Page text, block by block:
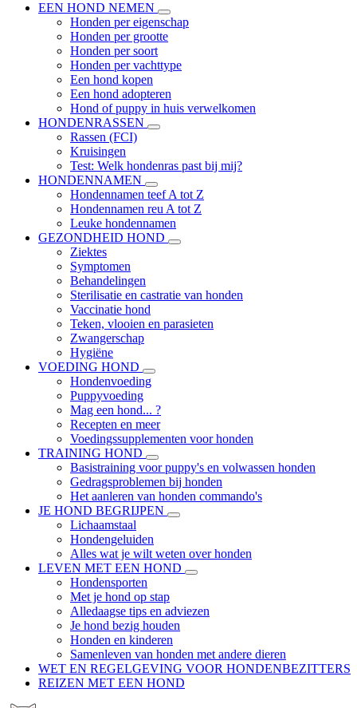
EEN HOND NEMEN
Honden per eigenschap
Honden per grootte
Honden per soort
Honden per vachttype
Een hond kopen
Een hond adopteren
Hond of puppy in huis verwelkomen
HONDENRASSEN
Rassen (FCI)
Kruisingen
Test: Welk hondenras past bij mij?
HONDENNAMEN
Hondennamen teef A tot Z
Hondennamen reu A tot Z
Leuke hondennamen
GEZONDHEID HOND
Ziektes
Symptomen
Behandelingen
Sterilisatie en castratie van honden
Vaccinatie hond
Teken, vlooien en parasieten
Zwangerschap
Hygiëne
VOEDING HOND
Hondenvoeding
Puppyvoeding
Mag een hond... ?
Recepten en meer
Voedingssupplementen voor honden
TRAINING HOND
Basistraining voor puppy's en volwassen honden
Gedragsproblemen bij honden
Het aanleren van honden commando's
JE HOND BEGRIJPEN
Lichaamstaal
Hondengeluiden
Alles wat je wilt weten over honden
LEVEN MET EEN HOND
Hondensporten
Met je hond op stap
Alledaagse tips en adviezen
Je hond bezig houden
Honden en kinderen
Samenleven van honden met andere dieren
WET EN REGELGEVING VOOR HONDENBEZITTERS
REIZEN MET EEN HOND